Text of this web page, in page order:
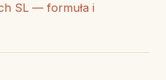
SL — formuła i